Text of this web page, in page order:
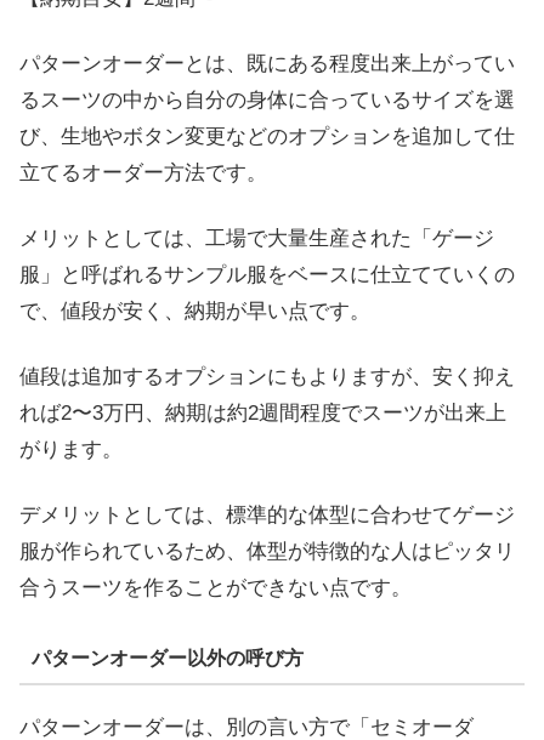
パターンオーダーとは、既にある程度出来上がってい
るスーツの中から自分の身体に合っているサイズを選
び、生地やボタン変更などのオプションを追加して仕
立てるオーダー方法です。
メリットとしては、工場で大量生産された「ゲージ
服」と呼ばれるサンプル服をベースに仕立てていくの
で、値段が安く、納期が早い点です。
値段は追加するオプションにもよりますが、安く抑え
れば2〜3万円、納期は約2週間程度でスーツが出来上
がります。
デメリットとしては、標準的な体型に合わせてゲージ
服が作られているため、体型が特徴的な人はピッタリ
合うスーツを作ることができない点です。
パターンオーダー以外の呼び方
パターンオーダーは、別の言い方で「セミオーダ